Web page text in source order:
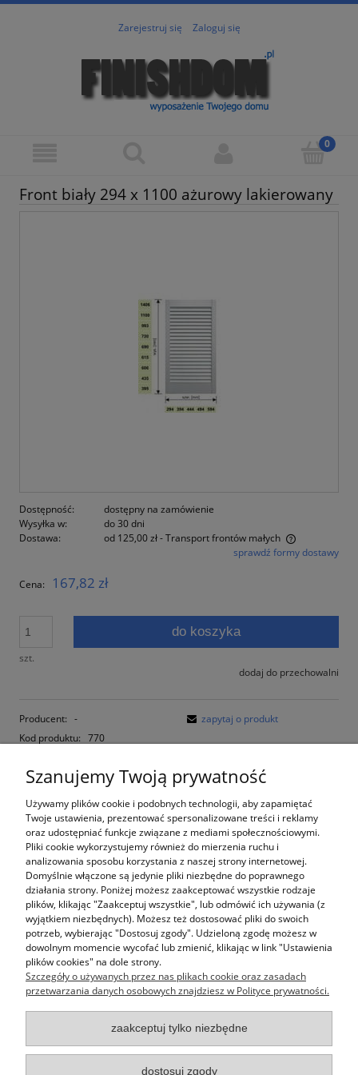
Zarejestruj się Zaloguj się
Front biały 294 x 1100 ażurowy lakierowany
Dostępność:
dostępny na zamówienie
Wysyłka w:
do 30 dni
Dostawa:
od 125,00 zł- Transport frontów małych
Cena nie zawiera ewentualnych kosztów płatnościsprawdź formy dostawy
Cena: 167,82 zł
szt.
do koszyka
dodaj do przechowalni
Producent: -
Kod produktu: 770
zapytaj o produkt
Opis
Koszty dostawy
Cena nie zawiera ewentualnych kosztów płatności
Wymiary wg rysunku: szer. x wys.
Rama: drewno sosnowe
Wypełnienie: lamelki z MDF-u lakierowane
Grubość ramki frontu: 21 mm, szerokość 43 mm
Fronty pomalowane są na biało, RAL 9010 bez wyrażnego
połysku Strona wierzchnia zewnętrzna czyli frontowa jest
pomalowana o 1 raz więcej od strony wewnętrznej. Jakość
jest wystarczająca i nie wymaga lakierowania
Lumen - FINISHDOM.PL
O nas
Szanujemy Twoją prywatność
Używamy plików cookie i podobnych technologii, aby zapamiętać
Twoje ustawienia, prezentować spersonalizowane treści i reklamy
oraz udostępniać funkcje związane z mediami społecznościowymi.
Pliki cookie wykorzystujemy również do mierzenia ruchu i
analizowania sposobu korzystania z naszej strony internetowej.
Domyślnie włączone są jedynie pliki niezbędne do poprawnego
działania strony. Poniżej możesz zaakceptować wszystkie rodzaje
plików, klikając "Zaakceptuj wszystkie", lub odmówić ich używania (z
wyjątkiem niezbędnych). Możesz też dostosować pliki do swoich
potrzeb, wybierając "Dostosuj zgody". Udzieloną zgodę możesz w
dowolnym momencie wycofać lub zmienić, klikając w link "Ustawienia
plików cookies" na dole strony.
Szczegóły o używanych przez nas plikach cookie oraz zasadach
przetwarzania danych osobowych znajdziesz w Polityce prywatności.
zaakceptuj tylko niezbędne
dostosuj zgody